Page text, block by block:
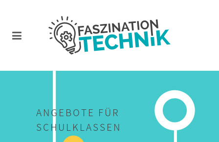
ANGEBOTE FÜR
SCHULKLASSEN